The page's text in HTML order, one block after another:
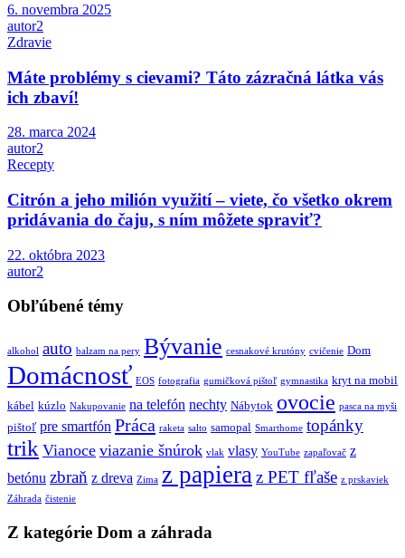
6. novembra 2025
autor2
Zdravie
Máte problémy s cievami? Táto zázračná látka vás
ich zbaví!
28. marca 2024
autor2
Recepty
Citrón a jeho milión využití – viete, čo všetko okrem
pridávania do čaju, s ním môžete spraviť?
22. októbra 2023
autor2
Obľúbené témy
alkohol auto balzam na pery Bývanie cesnakové krutóny cvičenie Dom
Domácnosť EOS fotografia gumičková pištoľ gymnastika kryt na mobil
kábel kúzlo Nakupovanie na telefón nechty Nábytok ovocie pasca na myši
pištoľ pre smartfón Práca raketa salto samopal Smarthome topánky
trik Vianoce viazanie šnúrok vlak vlasy YouTube zapaľovač z
betónu zbraň z dreva Zima z papieraz PET fľaše z prskaviek
Záhrada čistenie
Z kategórie Dom a záhrada